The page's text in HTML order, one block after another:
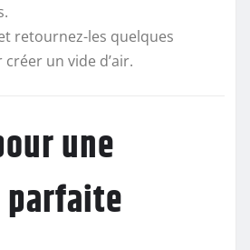
retournez-les quelques
un vide d’air.
une